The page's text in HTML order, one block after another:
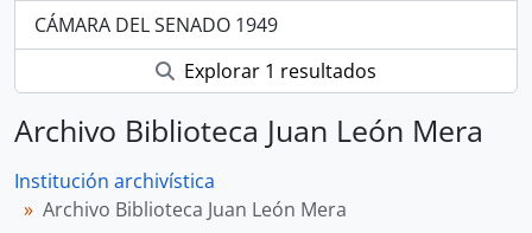
CÁMARA DEL SENADO 1949
Explorar 1 resultados
Archivo Biblioteca Juan León Mera
Institución archivística
Archivo Biblioteca Juan León Mera